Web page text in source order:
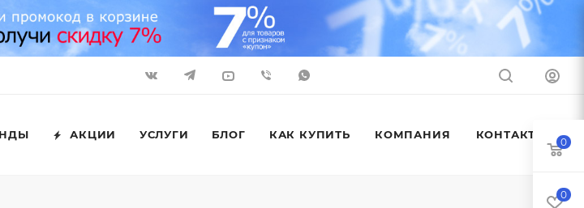
АКЦИИ УСЛУГИ БЛОГ КАК КУПИТЬ КОМПАНИЯ КОНТАКТЫ
0
0